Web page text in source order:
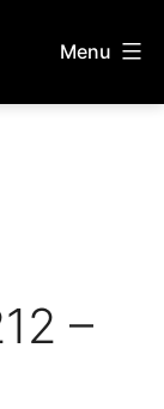
Menu
–